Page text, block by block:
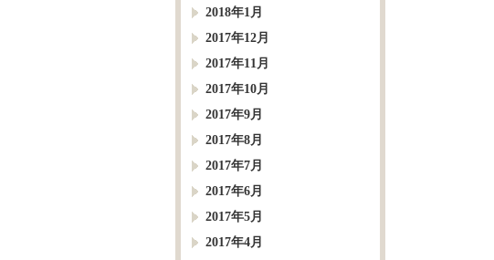
2018年1月
2017年12月
2017年11月
2017年10月
2017年9月
2017年8月
2017年7月
2017年6月
2017年5月
2017年4月